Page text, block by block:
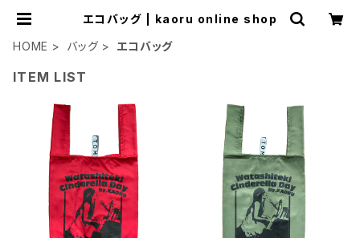
エコバッグ | kaoru online shop
HOME
バッグ エコバッグ
ITEM LIST